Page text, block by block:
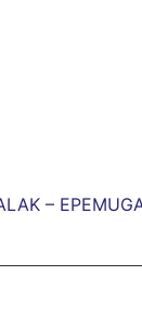
–